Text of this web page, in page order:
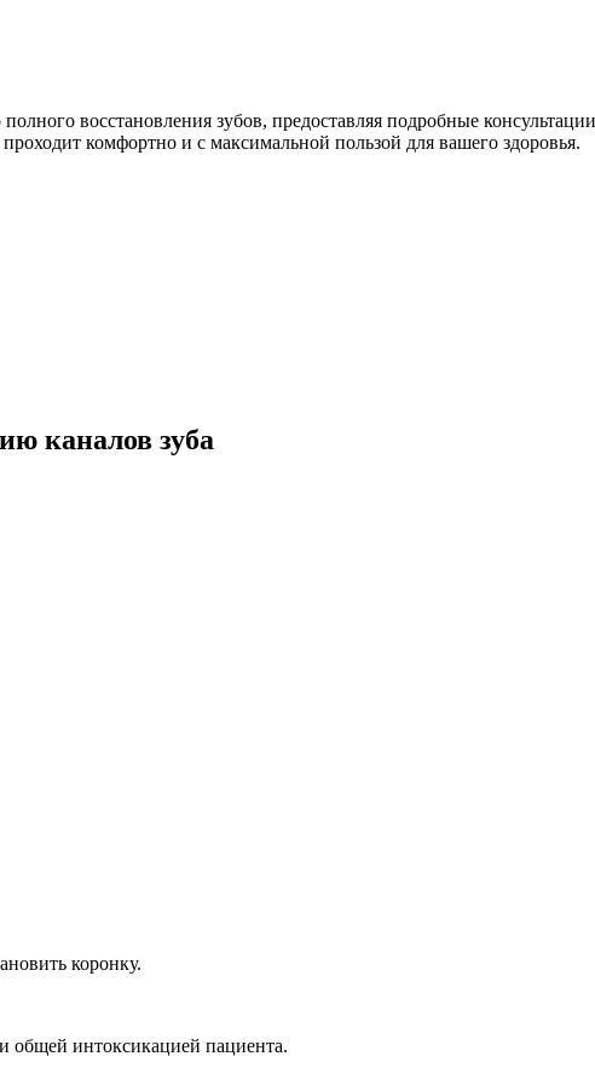
восстановления зубов, предоставляя подробные
комфортно и с максимальной пользой для вашего здоровья.
каналов зуба
коронку.
общей интоксикацией пациента.